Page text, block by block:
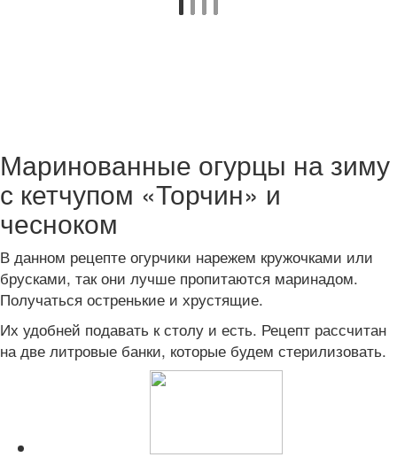
Маринованные огурцы на зиму
с кетчупом «Торчин» и
чесноком
В данном рецепте огурчики нарежем кружочками или
брусками, так они лучше пропитаются маринадом.
Получаться остренькие и хрустящие.
Их удобней подавать к столу и есть. Рецепт рассчитан
на две литровые банки, которые будем стерилизовать.